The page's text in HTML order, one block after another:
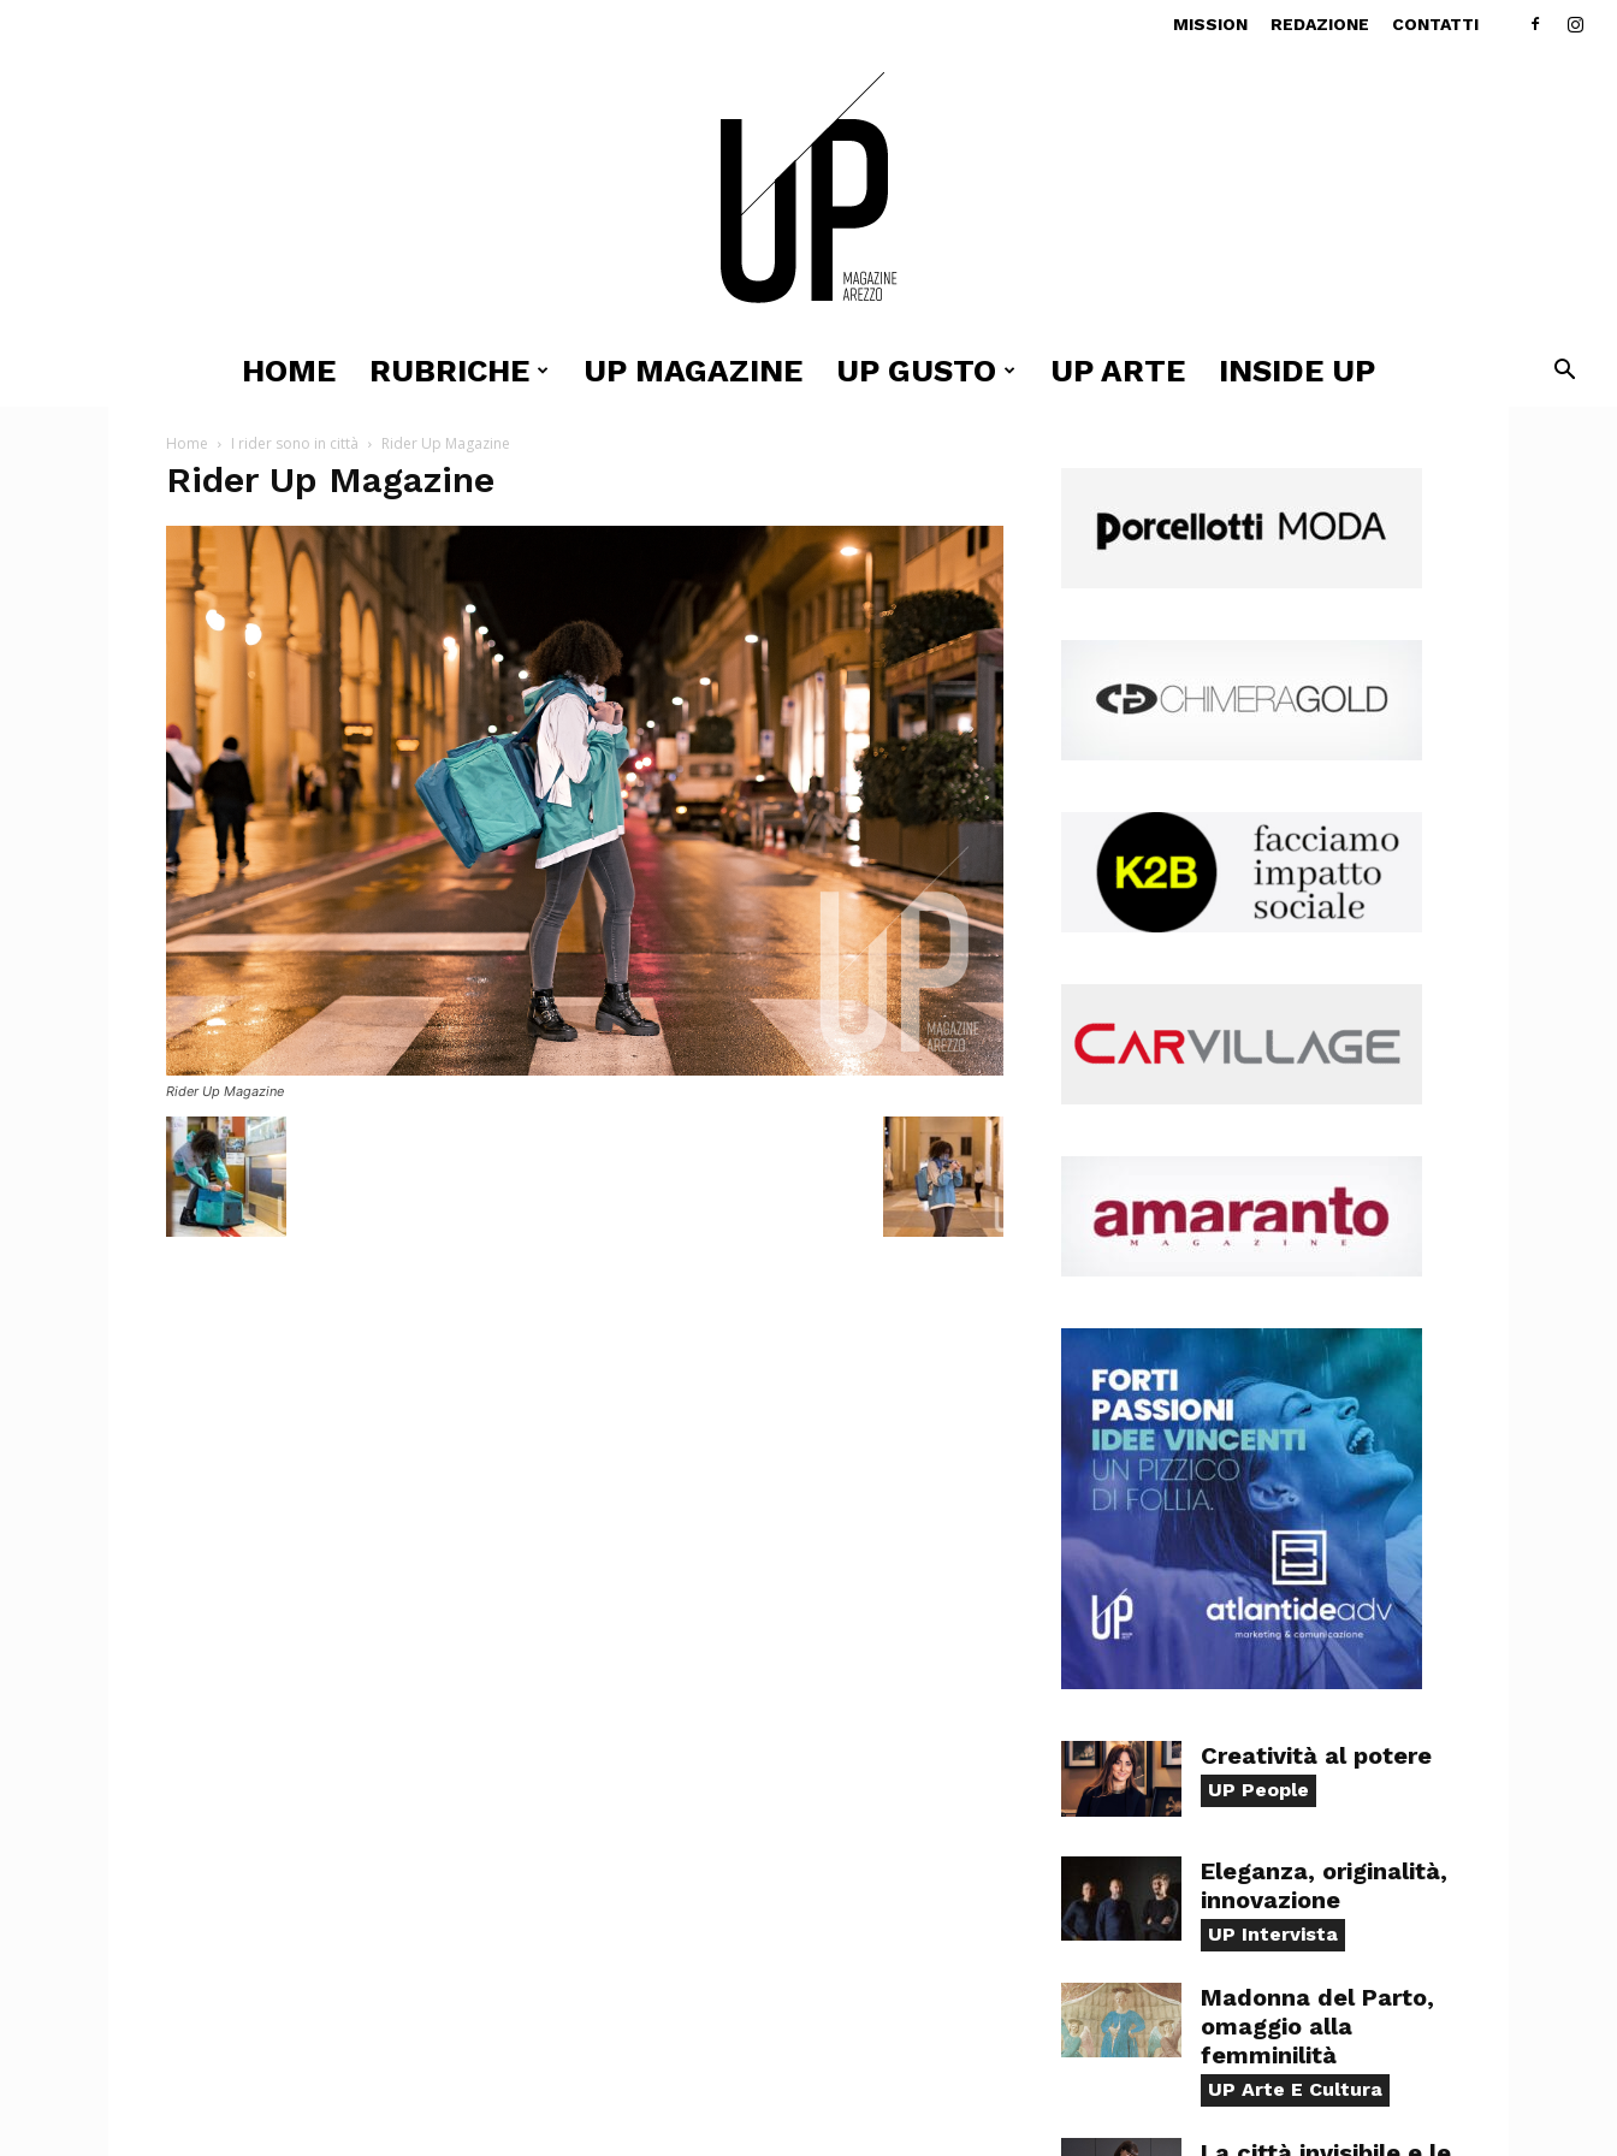
MISSION REDAZIONE CONTATTI
Magazine
HOME RUBRICHE UP MAGAZINE UP GUSTO UP ARTE INSIDE UP
Home I rider sono in città Rider Up Magazine
Rider Up Magazine
Rider Up Magazine
Creatività al potere
UP People
Eleganza, originalità,
innovazione
UP Intervista
Madonna del Parto,
omaggio alla
femminilità
UP Arte E Cultura